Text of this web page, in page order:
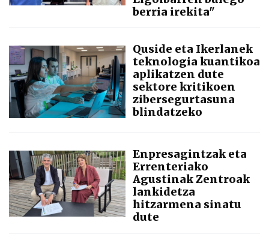
berria irekita"
Quside eta Ikerlanek
teknologia kuantikoa
aplikatzen dute
sektore kritikoen
zibersegurtasuna
blindatzeko
Enpresagintzak eta
Errenteriako
Agustinak Zentroak
lankidetza
hitzarmena sinatu
dute